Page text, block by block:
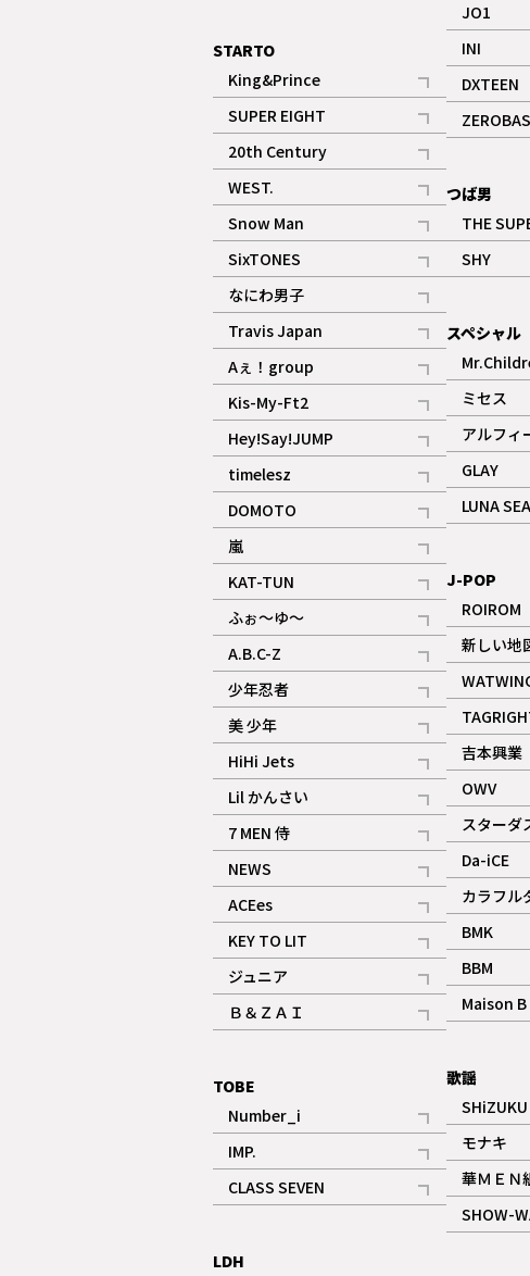
STARTO
King&Prince
記事
SUPER EIGHT
記事
20th Century
記事
WEST.
記事
Snow Man
記事
ギャラリー
SixTONES
記事
ギャラリー
なにわ男子
記事
Travis Japan
記事
Aぇ！group
記事
Kis-My-Ft2
記事
ギャラリー
Hey!Say!JUMP
記事
timelesz
記事
DOMOTO
記事
嵐
記事
KAT-TUN
記事
ふぉ～ゆ～
記事
A.B.C-Z
記事
ギャラリー
少年忍者
記事
美 少年
記事
HiHi Jets
記事
Lil かんさい
記事
7 MEN 侍
記事
NEWS
記事
ACEes
記事
KEY TO LIT
記事
ジュニア
記事
Ｂ＆ＺＡＩ
記事
TOBE
Number_i
記事
IMP.
記事
CLASS SEVEN
記事
LDH
JO1
記事
ギャラ
INI
記事
ギャラ
DXTEEN
記事
ギャラ
記事
つば男
THE
記事
ギャラ
SHY
記事
スペシャル
記事
ミセス
記事
アルフィ
記事
GLAY
記事
LUNA SEA
記事
J-POP
ROIROM
記事
新しい地
記事
記事
記事
吉本興業
記事
OWV
記事
ギャラ
スターダ
記事
Da-iCE
記事
カラフル
記事
BMK
記事
ギャラ
BBM
記事
ギャラ
Maison B
記事
歌謡
SHiZUKU
記事
モナキ
記事
華ＭＥＮ
記事
SHOW-
記事